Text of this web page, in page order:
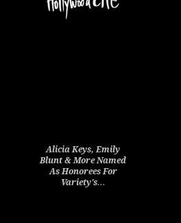
Alicia Keys, Emily
Blunt & More Named
As Honorees For
Variety's…